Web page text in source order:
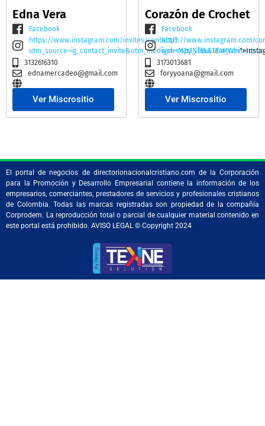
Edna Vera
Facebook
https://www.instagram.com/invites/contact/?
3132616310
ednamercadeo@gmail.com
Ver Miscrositio
Corazón de Crochet
Facebook
https://www.instagram.com/
igsh=M2t1NTBscTE4MWhi
3173013681
foryyoana@gmail.com
Ver Miscrositio
El portal de negocios de directorionacionalcristiano.com de la Corporación
para la Promoción y Desarrollo Empresarial contiene la información de los
empresarios, comerciantes, prestadores de servicios y profesionales cristianos
de Colombia. Todas las marcas registradas son propiedad de la compañía
Corprodem. La reproducción total o parcial de cualquier material contenido en
este portal está prohibido. AVISO LEGAL © Copyright 2024